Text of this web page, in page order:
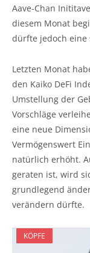
Aave-Chan
diesem Monat
dürfte jedoch eine
Letzten Monat
den Kaiko DeFi
Umstellung der
Vorschläge
eine neue
Vermögenswert
natürlich erhöht.
geraten ist, wird
grundlegend
verändern dürfte.
KÖPFE